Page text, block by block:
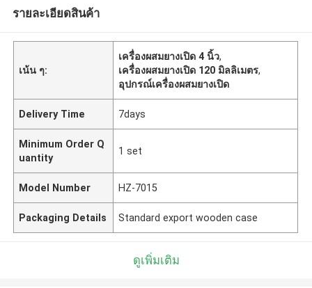
รายละเอียดสินค้า
เน้น ๆ:
เครื่องผสมยางเปิด 4 นิ้ว,
เครื่องผสมยางเปิด 120 มิลลิเมตร,
อุปกรณ์เครื่องผสมยางเปิด
Delivery Time 7days
Minimum Order Q
uantity
1 set
Model Number HZ-7015
Packaging Details Standard export wooden case
ดูเพิ่มเติม